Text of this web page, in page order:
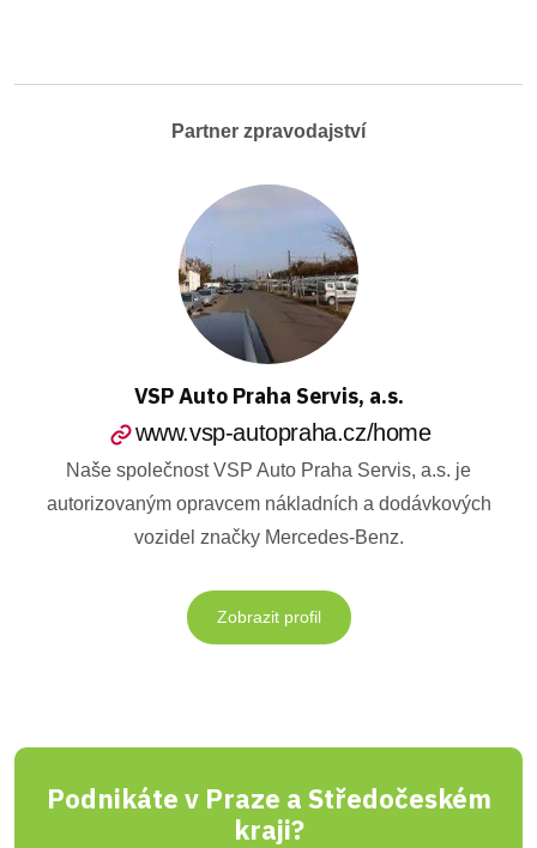
Partner zpravodajství
VSP Auto Praha Servis, a.s.
www.vsp-autopraha.cz/home
Naše společnost VSP Auto Praha Servis, a.s. je
autorizovaným opravcem nákladních a dodávkových
vozidel značky Mercedes-Benz.
Zobrazit profil
Podnikáte v Praze a Středočeském
kraji?